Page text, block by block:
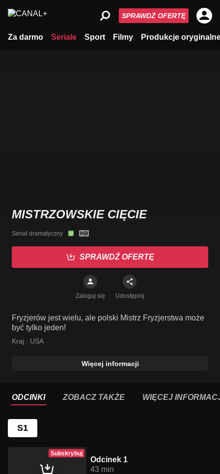
Za darmo Seriale Sport Filmy Produkcje
SPRAWDŹ OFERTĘ
MISTRZOWSKIE CIĘCIE
Serial dramatyczny
SPRAWDŹ OFERTĘ
Zaloguj się Udostępnij
Fryzjerów jest wielu, ale polski Mistrz Fryzjerstwa może
być tylko jeden!
Kraj : USA
Więcej informacji
ODCINKI ZOBACZ TAKŻE WIĘCEJ
S1
Subskrybuj
Odcinek 1
43 min